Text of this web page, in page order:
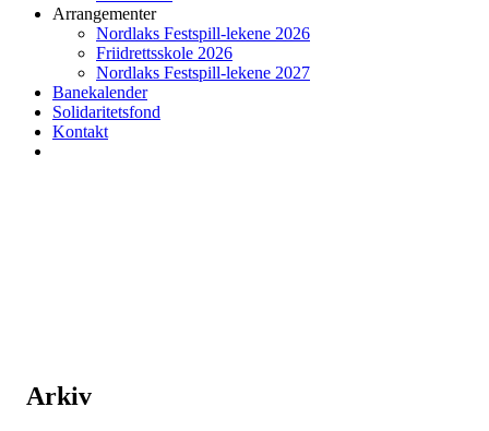
Arrangementer
Nordlaks Festspill-lekene 2026
Friidrettsskole 2026
Nordlaks Festspill-lekene 2027
Banekalender
Solidaritetsfond
Kontakt
Arkiv